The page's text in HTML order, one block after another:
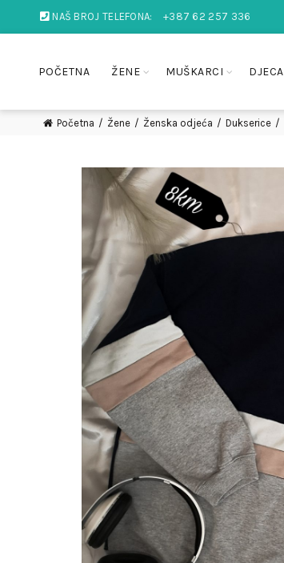
NAŠ BROJ TELEFONA: +387 62 257 336
POČETNA ŽENE MUŠKARCI DJECA
Početna Žene Ženska odjeća Dukserice